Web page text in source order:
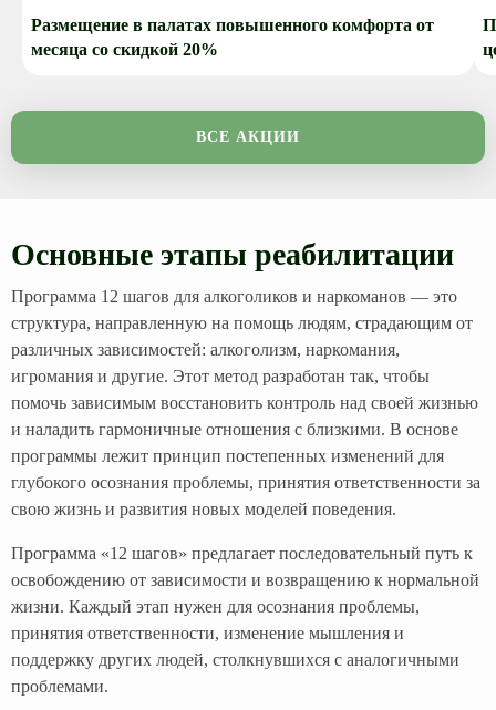
ВСЕ АКЦИИ
Размещение в палатах повышенного комфорта от
месяца со скидкой 20%
Основные этапы реабилитации
Программа 12 шагов для алкоголиков и наркоманов — это
структура, направленную на помощь людям, страдающим от
различных зависимостей: алкоголизм, наркомания,
игромания и другие. Этот метод разработан так, чтобы
помочь зависимым восстановить контроль над своей жизнью
и наладить гармоничные отношения с близкими. В основе
программы лежит принцип постепенных изменений для
глубокого осознания проблемы, принятия ответственности за
свою жизнь и развития новых моделей поведения.
Программа «12 шагов» предлагает последовательный путь к
освобождению от зависимости и возвращению к нормальной
жизни. Каждый этап нужен для осознания проблемы,
принятия ответственности, изменение мышления и
поддержку других людей, столкнувшихся с аналогичными
проблемами.